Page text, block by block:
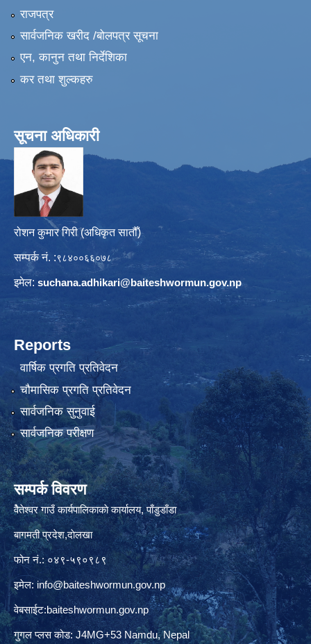
राजपत्र
सार्वजनिक खरीद /बोलपत्र सूचना
एन, कानुन तथा निर्देशिका
कर तथा शुल्कहरु
सूचना अधिकारी
रोशन कुमार गिरी (अधिकृत सातौँ)
सम्पर्क नं. :९८४००६६०७८
इमेल: suchana.adhikari@baiteshwormun.gov.np
Reports
वार्षिक प्रगति प्रतिवेदन
चौमासिक प्रगति प्रतिवेदन
सार्वजनिक सुनुवाई
सार्वजनिक परीक्षण
सम्पर्क विवरण
वैेतेश्वर गाउँ कार्यपालिकाकाे कार्यालय, पाँडुडाँडा
बागमती‌ प्रदेश,दाेलखा
फोन नं.: ०४९-५९०९८९
इमेल: info@baiteshwormun.gov.np
वेबसाईट:baiteshwormun.gov.np
गुगल प्लस कोड: J4MG+53 Namdu, Nepal